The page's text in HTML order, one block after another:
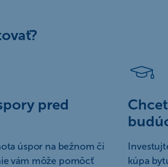
pred
úspor na bežnom či
vám môže pomôcť
kúpa